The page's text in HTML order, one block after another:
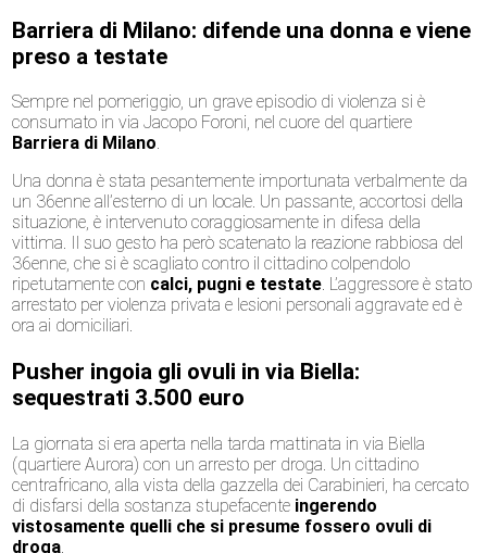
Barriera di Milano: difende una donna e viene
preso a testate
Sempre nel pomeriggio, un grave episodio di violenza si è
consumato in via Jacopo Foroni, nel cuore del quartiere
Barriera di Milano.
Una donna è stata pesantemente importunata verbalmente da
un 36enne all’esterno di un locale. Un passante, accortosi della
situazione, è intervenuto coraggiosamente in difesa della
vittima. Il suo gesto ha però scatenato la reazione rabbiosa del
36enne, che si è scagliato contro il cittadino colpendolo
ripetutamente con calci, pugni e testate. L’aggressore è stato
arrestato per violenza privata e lesioni personali aggravate ed è
ora ai domiciliari.
Pusher ingoia gli ovuli in via Biella:
sequestrati 3.500 euro
La giornata si era aperta nella tarda mattinata in via Biella
(quartiere Aurora) con un arresto per droga. Un cittadino
centrafricano, alla vista della gazzella dei Carabinieri, ha cercato
di disfarsi della sostanza stupefacente ingerendo
vistosamente quelli che si presume fossero ovuli di
droga.